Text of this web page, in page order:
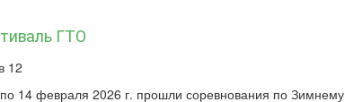
ГТО
12
14 февраля 2026 г. прошли соревнования по Зимнему